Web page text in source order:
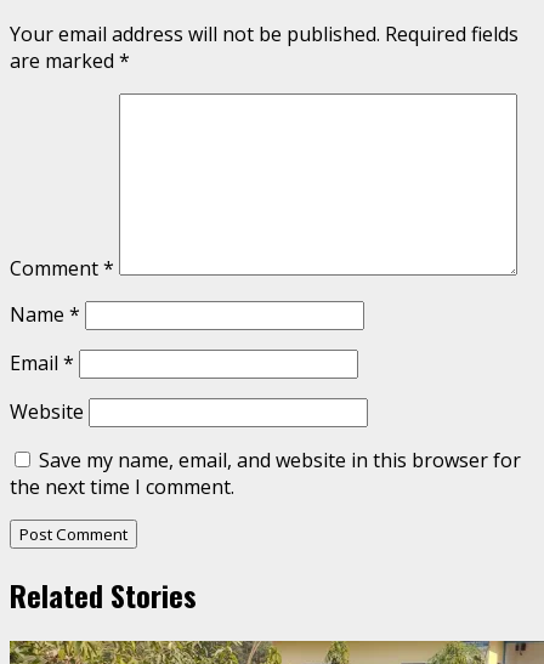
Your email address will not be published. Required fields
are marked *
Comment*
Name *
Email *
Website
Save my name, email, and website in this browser for
the next time I comment.
Related Stories